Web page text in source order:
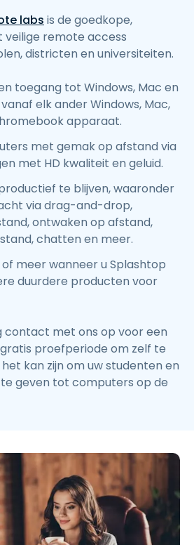
labs is de goedkope,
remote access
districten en universiteiten.
toegang tot Windows, Mac en
elk ander Windows, Mac,
apparaat.
met gemak op afstand via
met HD kwaliteit en geluid.
te blijven, waaronder
via drag-and-drop,
ontwaken op afstand,
chatten en meer.
meer wanneer u Splashtop
duurdere producten voor
contact met ons op voor een
proefperiode om zelf te
kan zijn om uw studenten en
geven tot computers op de